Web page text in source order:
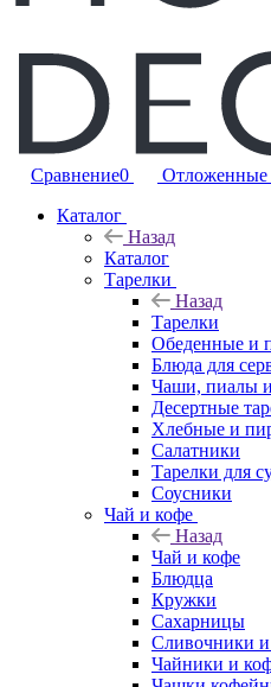
Сравнение0 Отложенные
Каталог
Назад
Каталог
Тарелки
Назад
Тарелки
Обеденные и
Блюда для
Чаши, пиалы
Десертные
Хлебные и
Салатники
Тарелки для
Соусники
Чай и кофе
Назад
Чай и кофе
Блюдца
Кружки
Сахарницы
Сливочники
Чайники и